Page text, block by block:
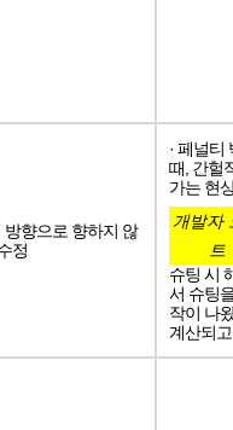
향으로 향하지 않
정
· 페널티
때, 간헐
가는 현
개발자
트
슈팅 시
서 슈팅
작이 나
계산되